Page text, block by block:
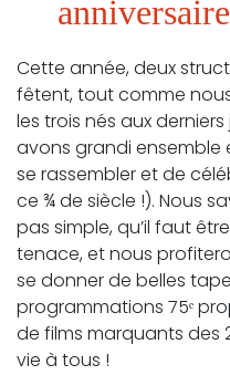
Cette année, deux
fêtent, tout comme
les trois nés aux
avons grandi
se rassembler et de
ce ¾ de siècle !). Nous
pas simple, qu’il faut
tenace, et nous
se donner de belles
programmations 75ᵉ
de films marquants des
vie à tous !